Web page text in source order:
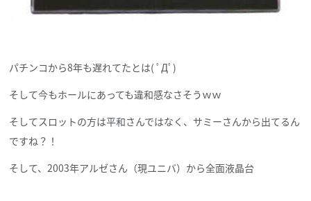
パチンコから8年も遅れてたとは( ﾟДﾟ)
そして今もホールにあっても違和感なさそうｗｗ
そしてスロットの方は平和さんではなく、サミーさんから出てるん
ですね？！
そして、2003年アルゼさん（現ユニバ）から全面液晶台